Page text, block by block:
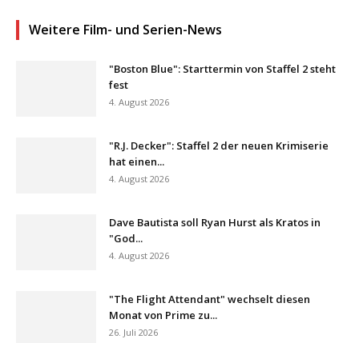
Weitere Film- und Serien-News
"Boston Blue": Starttermin von Staffel 2 steht
fest
4. August 2026
"R.J. Decker": Staffel 2 der neuen Krimiserie
hat einen...
4. August 2026
Dave Bautista soll Ryan Hurst als Kratos in
"God...
4. August 2026
"The Flight Attendant" wechselt diesen
Monat von Prime zu...
26. Juli 2026